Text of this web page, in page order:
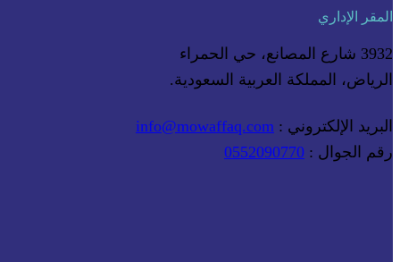
المقر الإداري
3932 شارع المصانع، حي الحمراء
الرياض، المملكة العربية السعودية.
البريد الإلكتروني : info@mowaffaq.com
رقم الجوال : 0552090770